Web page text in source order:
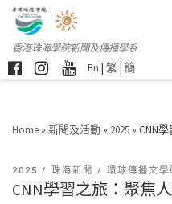
香港珠海學院新聞及傳播學系
En | 繁 | 簡
Home » 新聞及活動 » 2025 » CNN
2025 珠海新聞 環球傳播文學
CNN學習之旅：聚焦